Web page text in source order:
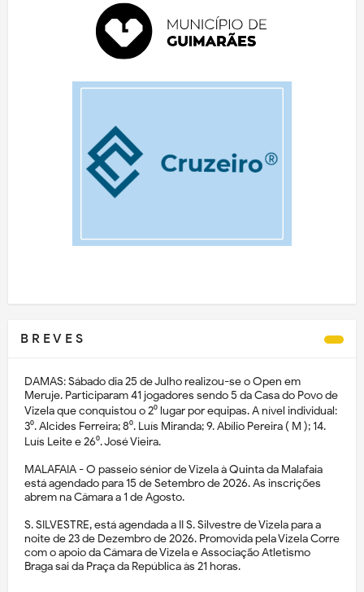
B R E V E S
DAMAS: Sábado dia 25 de Julho realizou-se o Open em
Meruje. Participaram 41 jogadores sendo 5 da Casa do Povo de
Vizela que conquistou o 2⁰ lugar por equipas. A nível individual:
3⁰. Alcides Ferreira; 8⁰. Luís Miranda; 9. Abílio Pereira ( M ); 14.
Luís Leite e 26⁰. José Vieira.
MALAFAIA - O passeio sénior de Vizela à Quinta da Malafaia
está agendado para 15 de Setembro de 2026. As inscrições
abrem na Câmara a 1 de Agosto.
S. SILVESTRE, está agendada a II S. Silvestre de Vizela para a
noite de 23 de Dezembro de 2026. Promovida pela Vizela Corre
com o apoio da Câmara de Vizela e Associação Atletismo
Braga sai da Praça da República às 21 horas.